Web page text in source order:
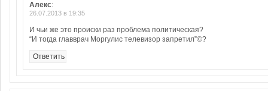
Алекс:
26.07.2013 в 19:35
И чьи же это происки раз проблема политическая?
“И тогда главврач Моргулис телевизор запретил”©?
Ответить